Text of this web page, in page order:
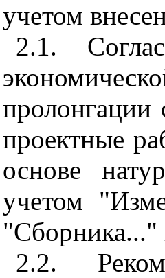
учетом
2.1.
пролонгации
проектные
основе
учетом
"Сборника..."
2.2.